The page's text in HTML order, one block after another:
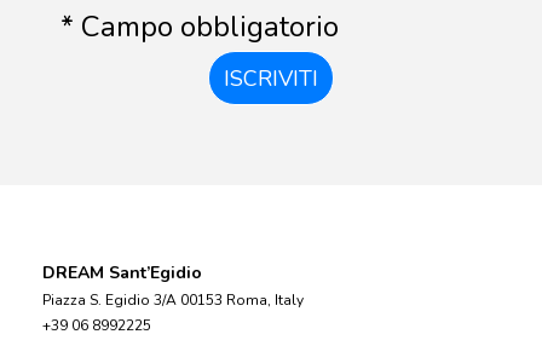
* Campo obbligatorio
ISCRIVITI
DREAM Sant’Egidio
Piazza S. Egidio 3/A 00153 Roma, Italy
+39 06 8992225